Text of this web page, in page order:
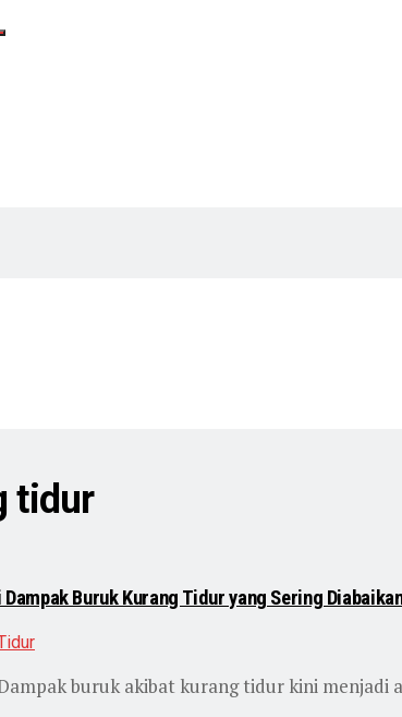
tidur
Buruk Kurang Tidur yang Sering
buruk akibat kurang tidur kini